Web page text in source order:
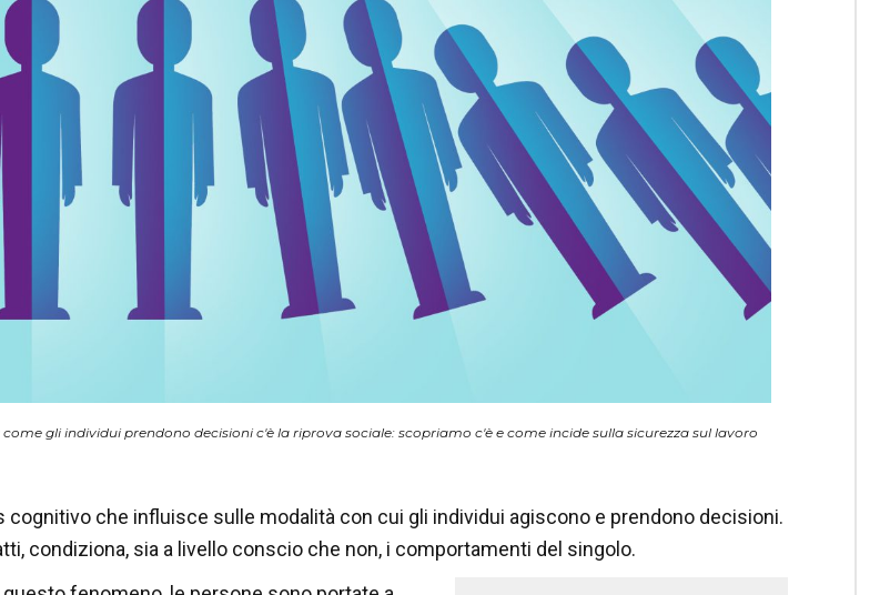
gli individui prendono decisioni c'è la riprova sociale: scopriamo c'è e come incide sulla sicurezza sul lavoro
cognitivo che influisce sulle modalità con cui gli individui agiscono e prendono decisioni.
condiziona, sia a livello conscio che non, i comportamenti del singolo.